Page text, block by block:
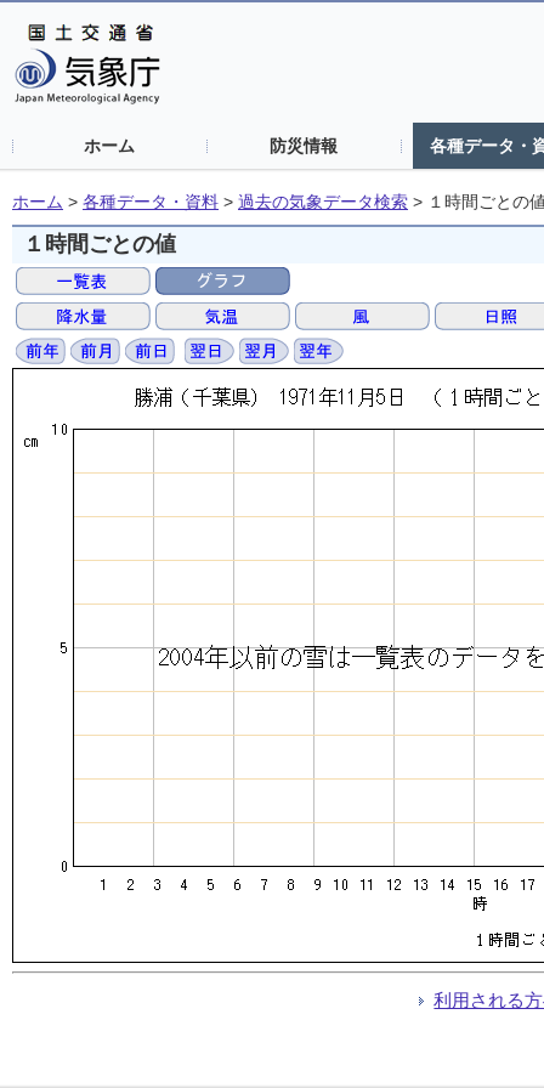
ホーム 防災情報 各種データ・
ホーム > 各種データ・資料 > 過去の気象データ検索 > １時間ごとの
１時間ごとの値
利用される